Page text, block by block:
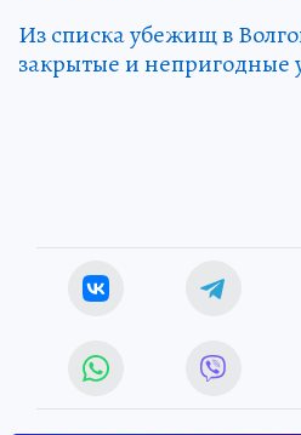
Из списка убежищ в
закрытые и непригодные